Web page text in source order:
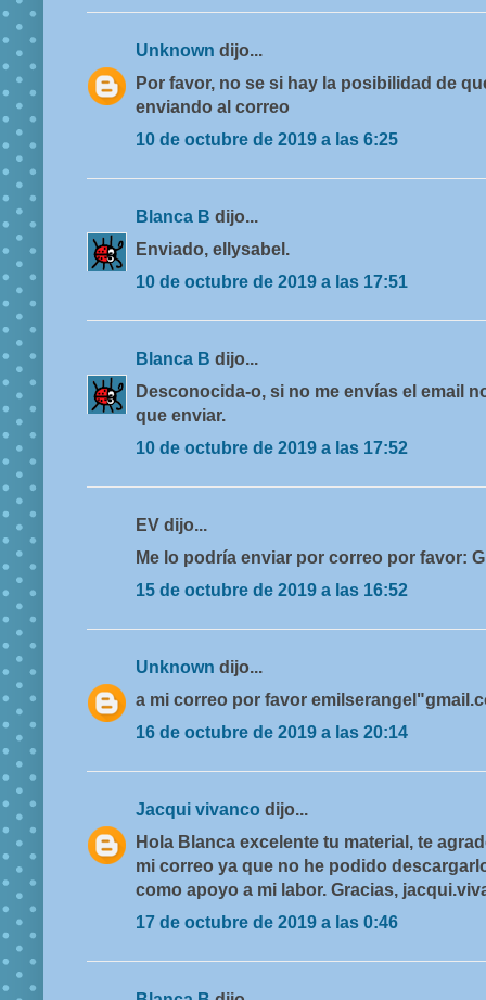
Unknown dijo...
Por favor, no se si hay la posibilidad de
enviando al correo
10 de octubre de 2019 a las 6:25
Blanca B dijo...
Enviado, ellysabel.
10 de octubre de 2019 a las 17:51
Blanca B dijo...
Desconocida-o, si no me envías el email
que enviar.
10 de octubre de 2019 a las 17:52
EV dijo...
Me lo podría enviar por correo por favor:
15 de octubre de 2019 a las 16:52
Unknown dijo...
a mi correo por favor
16 de octubre de 2019 a las 20:14
Jacqui vivanco dijo...
Hola Blanca excelente tu material, te
mi correo ya que no he podido
como apoyo a mi labor. Gracias,
17 de octubre de 2019 a las 0:46